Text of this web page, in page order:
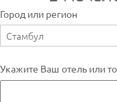
Город или регион
Укажите Ваш отель или